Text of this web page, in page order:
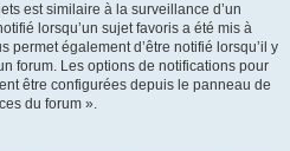
est similaire à la surveillance d’un
lorsqu’un sujet favoris a été mis à
permet également d’être notifié lorsqu’il y
forum. Les options de notifications pour
être configurées depuis le panneau de
du forum ».